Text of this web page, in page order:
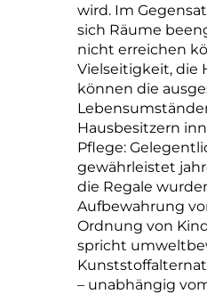
wird. Im
sich Räume
nicht erreichen
Vielseitigkeit, die
können die
Hausbesitzern
Pflege:
gewährleistet
die Regale
Aufbewahrung
Ordnung von
spricht
– unabhängig